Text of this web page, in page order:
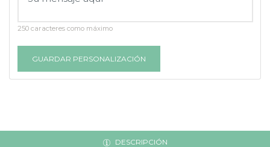
250 caracteres como máximo
GUARDAR PERSONALIZACIÓN
DESCRIPCIÓN